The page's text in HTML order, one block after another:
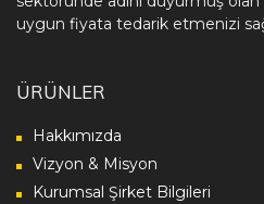
uygun fiyata tedarik etmenizi
ÜRÜNLER
Hakkımızda
Vizyon & Misyon
Kurumsal Şirket Bilgileri